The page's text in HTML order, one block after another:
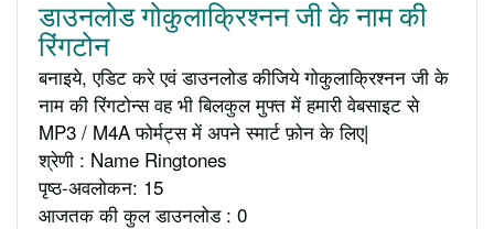
डाउनलोड गोकुलाक्रिश्नन जी के नाम की
रिंगटोन
बनाइये, एडिट करे एवं डाउनलोड कीजिये गोकुलाक्रिश्नन जी के
नाम की रिंगटोन्स वह भी बिलकुल मुफ्त में हमारी वेबसाइट से
MP3 / M4A फोर्मट्स में अपने स्मार्ट फ़ोन के लिए|
श्रेणी : Name Ringtones
पृष्ठ-अवलोकन: 15
आजतक की कुल डाउनलोड : 0